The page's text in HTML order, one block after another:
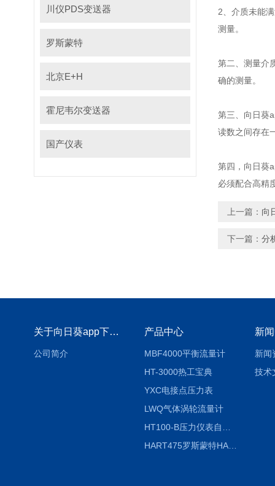
川仪PDS变送器
罗斯蒙特
北京E+H
霍尼韦尔变送器
国产仪表
2、介质未
测量。
第二、测量
确的测量。
第三、向日
读数之间存在一
第四，向日
必须配合高精
上一篇： 向
下一篇： 分
关于向日葵app下载安装官方免费下载
公司简介
产品中心
MBF4000平衡流量计
HT-3000热工宝典
YXC电接点压力表
LWQ气体涡轮流量计
HART475罗斯蒙特HART475手操器
新
新闻
技术